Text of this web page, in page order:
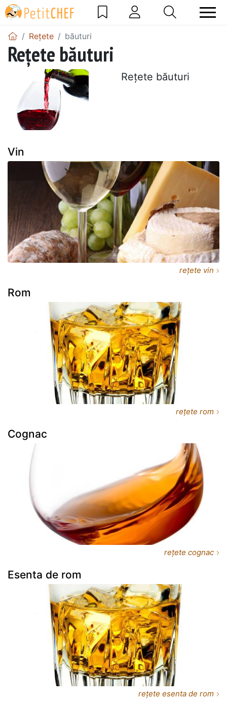
Rețete băuturi
Rețete băuturi
Rețete băuturi
Vin
rețete vin
Rom
rețete rom
Cognac
rețete cognac
Esenta de rom
rețete esenta de rom